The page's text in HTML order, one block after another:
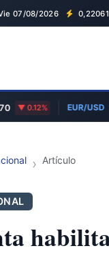
07/08/2026 0,22061
0.12% EUR/USD
Artículo